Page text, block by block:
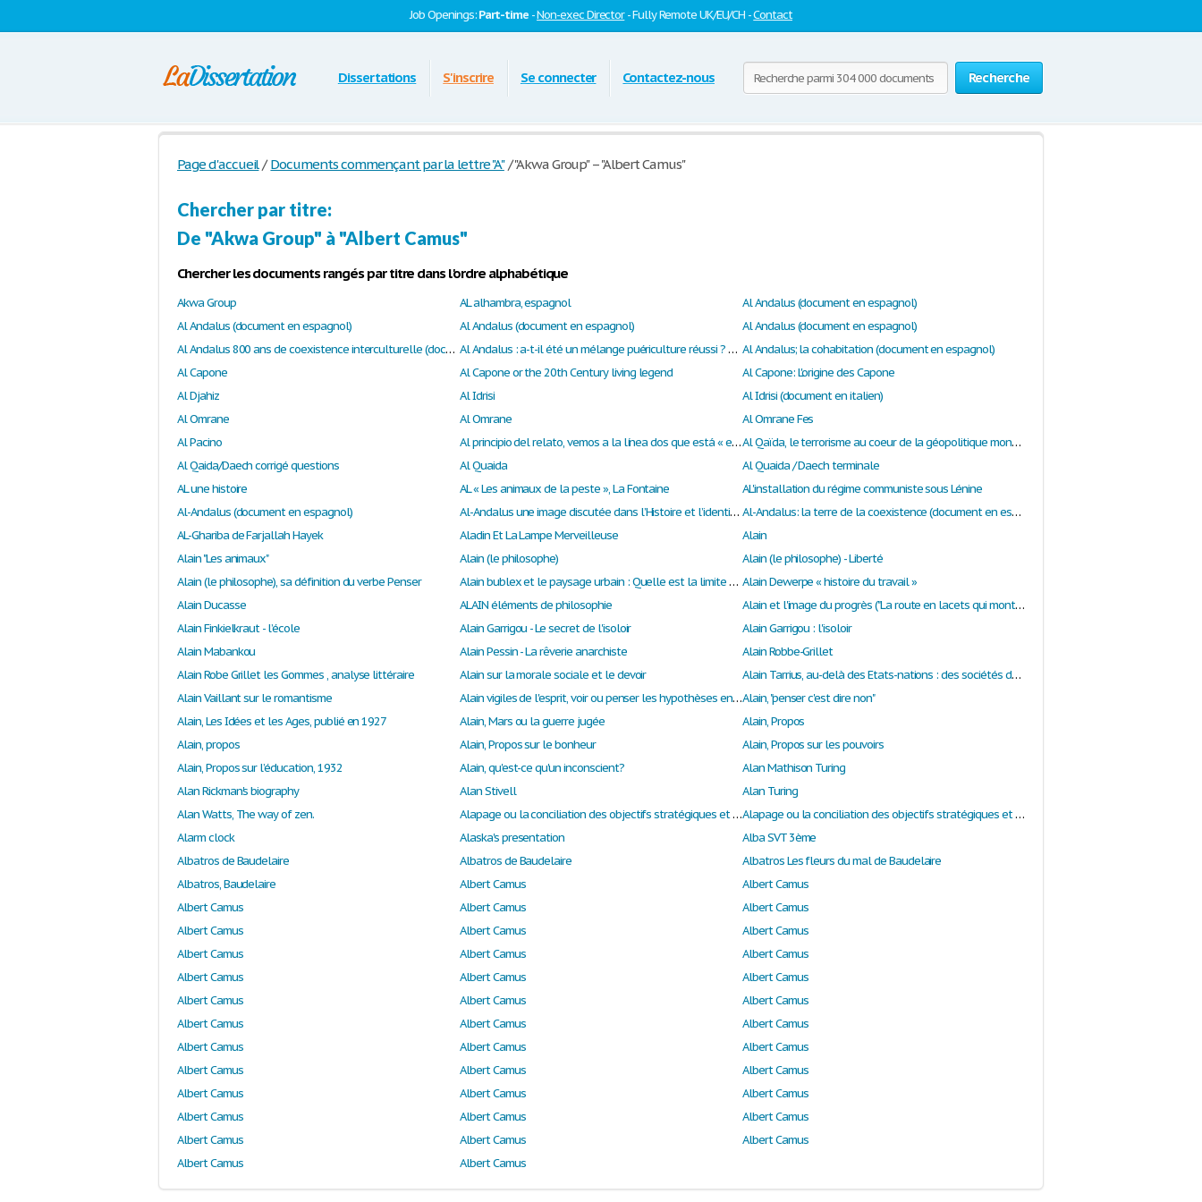
Job Openings:Part-time -Non-exec Director- Fully Remote UK/EU/CH -Contact
Recherche
Dissertations S'inscrire Se connecter Contactez-nous
Page d'accueil / Documents commençant par la lettre "A" /"Akwa Group" – "Albert Camus"
Chercher par titre:
De "Akwa Group" à "Albert Camus"
Chercher les documents rangés par titre dans l'ordre alphabétique
Akwa Group AL alhambra, espagnol
Al Andalus (document en espagnol)
Al Andalus (document en espagnol)
Al Andalus (document en espagnol)
Al Andalus (document en espagnol)
Al Andalus 800 ans de coexistence interculturelle (document en espagnol)
Al Andalus : a-t-il été un mélange puériculture réussi ? A-t-il apporter des pratiques manuel dans notre quotidien ? Al Andalus; la cohabitation (document en espagnol)
Al Capone
Al Capone or the 20th Century living legend
Al Capone: L'origine des Capone
Al Djahiz
Al Idrisi
Al Idrisi (document en italien)
Al Omrane
Al Omrane
Al Omrane Fes
Al Pacino
Al principio del relato, vemos a la línea dos que está « en la zodiac »
Al Qaïda, le terrorisme au coeur de la géopolitique mondiale
Al Qaida/Daech corrigé questions
Al Quaida
Al Quaida / Daech terminale
AL une histoire
AL « Les animaux de la peste », La Fontaine
AL'installation du régime communiste sous Lénine
Al-Andalus (document en espagnol)
Al-Andalus une image discutée dans l’Histoire et l’identité espagnole
Al-Andalus: la terre de la coexistence (document en espagnol)
AL-Ghariba de Farjallah Hayek
Aladin Et La Lampe Merveilleuse
Alain
Alain "Les animaux"
Alain (le philosophe)
Alain (le philosophe) - Liberté
Alain (le philosophe), sa définition du verbe Penser
Alain bublex et le paysage urbain : Quelle est la limite entre la fiction et la réalité dans les paysages urbains ? Alain Dewerpe « histoire du travail »
Alain Ducasse
ALAIN éléments de philosophie
Alain et l'image du progrès ("La route en lacets qui monte [...]") - Explication de texte
Alain Finkielkraut - l’école
Alain Garrigou - Le secret de l'isoloir
Alain Garrigou : l'isoloir
Alain Mabankou
Alain Pessin - La rêverie anarchiste
Alain Robbe-Grillet
Alain Robe Grillet les Gommes , analyse littéraire
Alain sur la morale sociale et le devoir
Alain Tarrius, au-delà des Etats-nations : des sociétés de migrants
Alain Vaillant sur le romantisme
Alain vigiles de l'esprit, voir ou penser les hypothèses en rationaliste cartésien.Alain, "penser c'est dire non"
Alain, Les Idées et les Ages, publié en 1927
Alain, Mars ou la guerre jugée
Alain, Propos
Alain, propos
Alain, Propos sur le bonheur
Alain, Propos sur les pouvoirs
Alain, Propos sur l’éducation, 1932
Alain, qu'est-ce qu'un inconscient?
Alan Mathison Turing
Alan Rickman's biography
Alan Stivell
Alan Turing
Alan Watts, The way of zen.
Alapage ou la conciliation des objectifs stratégiques et opérationnels
Alapage ou la conciliation des objectifs stratégiques et opérationnels
Alarm clock
Alaska's presentation
Alba SVT 3ème
Albatros de Baudelaire
Albatros de Baudelaire
Albatros Les fleurs du mal de Baudelaire
Albatros, Baudelaire
Albert Camus
Albert Camus
Albert Camus
Albert Camus
Albert Camus
Albert Camus
Albert Camus
Albert Camus
Albert Camus
Albert Camus
Albert Camus
Albert Camus
Albert Camus
Albert Camus
Albert Camus
Albert Camus
Albert Camus
Albert Camus
Albert Camus
Albert Camus
Albert Camus
Albert Camus
Albert Camus
Albert Camus
Albert Camus
Albert Camus
Albert Camus
Albert Camus
Albert Camus
Albert Camus
Albert Camus
Albert Camus
Albert Camus
Albert Camus
Albert Camus
Albert Camus
Albert Camus